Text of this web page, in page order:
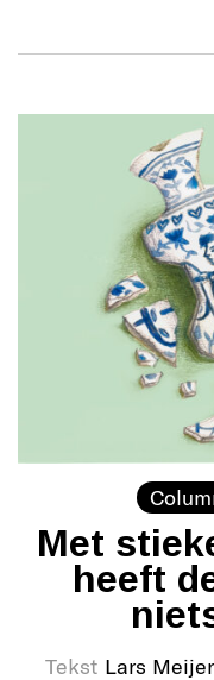
Met
heeft
Tekst Lars Meijer